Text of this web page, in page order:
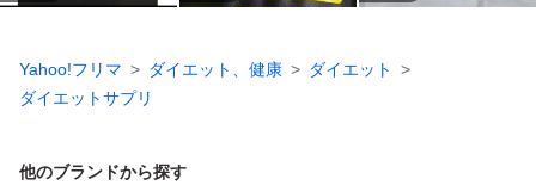
Yahoo!フリマ ダイエット、健康
ダイエット
ダイエットサプリ
他のブランドから探す